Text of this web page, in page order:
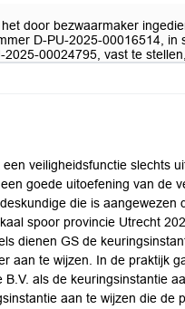
door bezwaarmaker
D-PU-2025-00016514, in
00024795, vast te
veiligheidsfunctie slechts
goede uitoefening van de
die is aangewezen
spoor provincie Utrecht
dienen GS de
aan te wijzen. In de praktijk
als de keuringsinstantie
aan te wijzen die de